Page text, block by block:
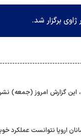
برگزار شد.
این گزارش امروز (جمعه)
اروپا نتوانست عملکرد